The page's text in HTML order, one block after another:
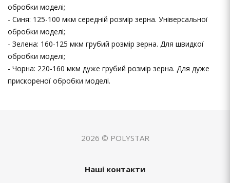
обробки моделі;
- Синя: 125-100 мкм середній розмір зерна. Універсальної
обробки моделі;
- Зелена: 160-125 мкм грубий розмір зерна. Для швидкої
обробки моделі;
- Чорна: 220-160 мкм дуже грубий розмір зерна. Для дуже
прискореної обробки моделі.
2026 © POLYSTAR
Наші контакти